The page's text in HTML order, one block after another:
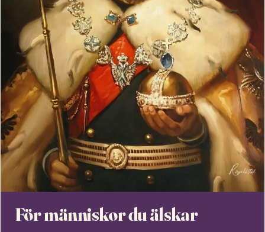
För människor du älskar